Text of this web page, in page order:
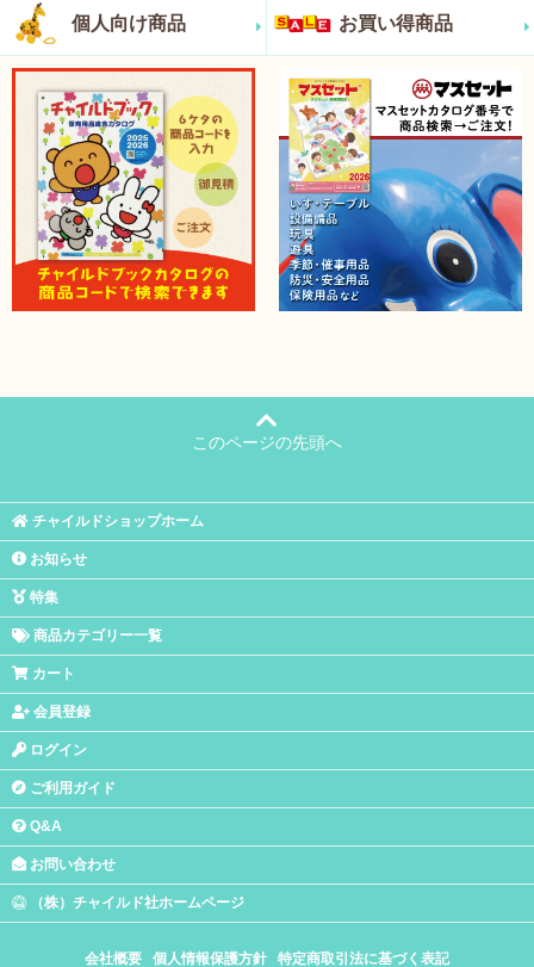
個人向け商品 お買い得商品
このページの先頭へ
チャイルドショップホーム
お知らせ
特集
商品カテゴリー一覧
カート
会員登録
ログイン
ご利用ガイド
Q&A
お問い合わせ
（株）チャイルド社ホームページ
会社概要 個人情報保護方針 特定商取引法に基づく表記